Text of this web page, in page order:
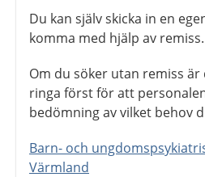
Du kan själv skicka in en
komma med hjälp av remiss.
Om du söker utan remiss
ringa först för att
bedömning av vilket behov
Barn- och
Värmland